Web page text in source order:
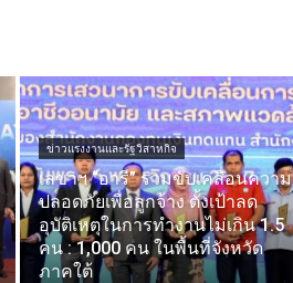
ข่าวแรงงานและรัฐวิสาหกิจ
เลขาฯ “อารี” ร่วมขับเคลื่อนความ
ปลอดภัยเพื่อลูกจ้าง ตั้งเป้าลด
อุบัติเหตุในการทำงานไม่เกิน 1.5
คน : 1,000 คน ในพื้นที่จังหวัด
ภาคใต้